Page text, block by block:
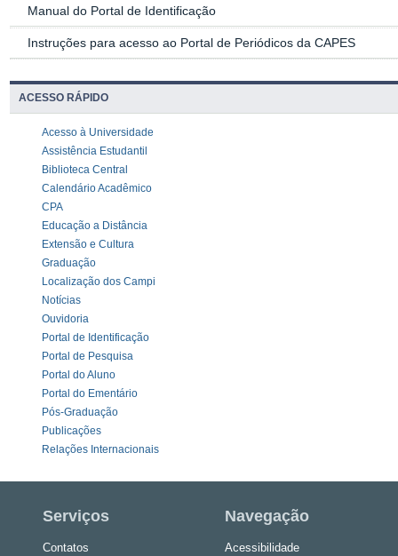
Manual do Portal de Identificação
Instruções para acesso ao Portal de Periódicos da CAPES
ACESSO RÁPIDO
Acesso à Universidade
Assistência Estudantil
Biblioteca Central
Calendário Acadêmico
CPA
Educação a Distância
Extensão e Cultura
Graduação
Localização dos Campi
Notícias
Ouvidoria
Portal de Identificação
Portal de Pesquisa
Portal do Aluno
Portal do Ementário
Pós-Graduação
Publicações
Relações Internacionais
Serviços
Contatos
Navegação
Acessibilidade